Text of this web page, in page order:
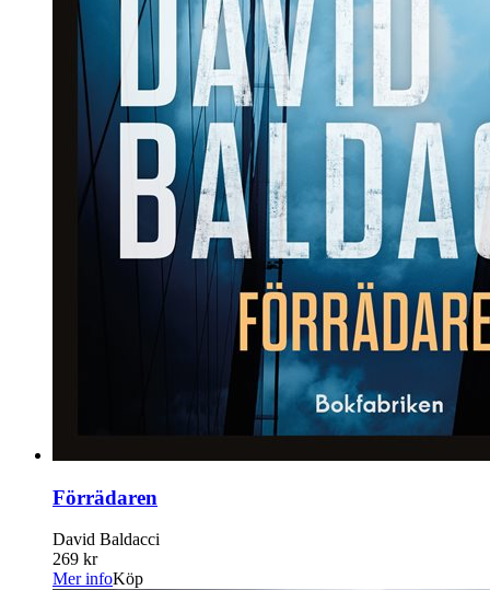
Förrädaren
David Baldacci
269 kr
Mer infoKöp